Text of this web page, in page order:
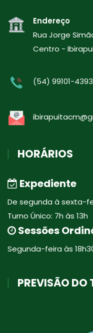
Endereço
Rua Jorge
Centro -
(54) 99101-
HORÁRIOS
Expediente
De segunda à sexta-
Turno Único: 7h às 13h
Sessões
Segunda-feira às
PREVISÃO DO